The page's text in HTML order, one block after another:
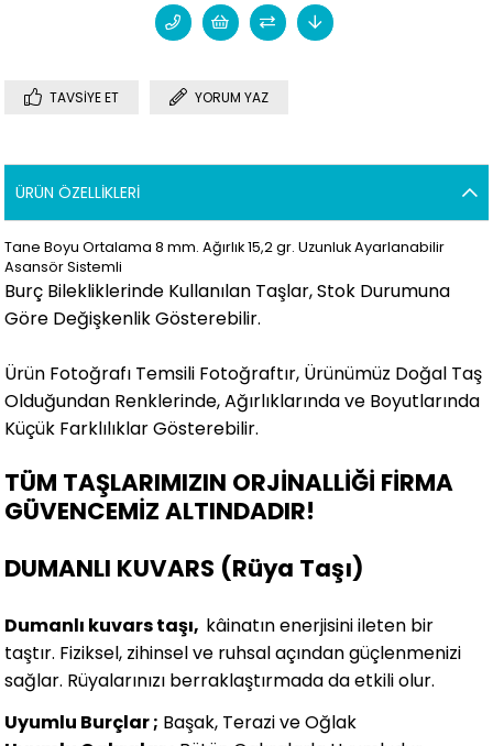
TAVSIYE ET YORUM YAZ
ÜRÜN ÖZELLIKLERI
Tane Boyu Ortalama 8 mm. Ağırlık 15,2 gr. Uzunluk Ayarlanabilir
Asansör Sistemli
Burç Bilekliklerinde Kullanılan Taşlar, Stok Durumuna
Göre Değişkenlik Gösterebilir.
Ürün Fotoğrafı Temsili Fotoğraftır, Ürünümüz Doğal Taş
Olduğundan Renklerinde, Ağırlıklarında ve Boyutlarında
Küçük Farklılıklar Gösterebilir.
TÜM TAŞLARIMIZIN ORJİNALLİĞİ FİRMA
GÜVENCEMİZ ALTINDADIR!
DUMANLI KUVARS (Rüya Taşı)
Dumanlı kuvars taşı, kâinatın enerjisini ileten bir
taştır. Fiziksel, zihinsel ve ruhsal açından güçlenmenizi
sağlar. Rüyalarınızı berraklaştırmada da etkili olur.
Uyumlu Burçlar ; Başak, Terazi ve Oğlak